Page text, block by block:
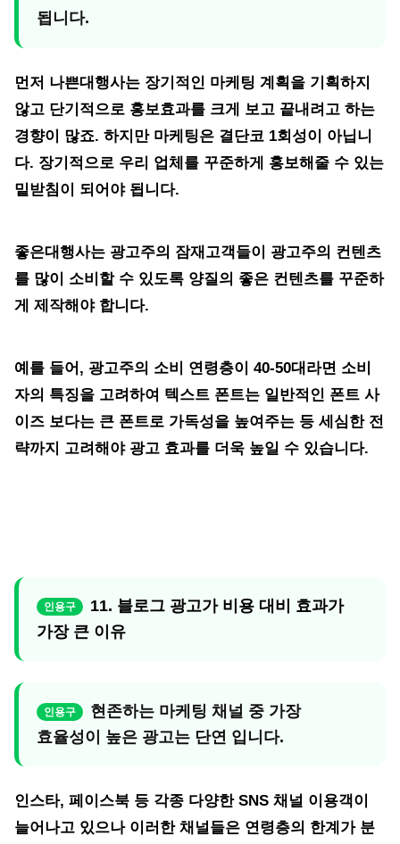
됩니다.
먼저 나쁜대행사는 장기적인 마케팅 계획을 기획하지
않고 단기적으로 홍보효과를 크게 보고 끝내려고 하는
경향이 많죠. 하지만 마케팅은 결단코 1회성이 아닙니
다. 장기적으로 우리 업체를 꾸준하게 홍보해줄 수 있는
밑받침이 되어야 됩니다.
좋은대행사는 광고주의 잠재고객들이 광고주의 컨텐츠
를 많이 소비할 수 있도록 양질의 좋은 컨텐츠를 꾸준하
게 제작해야 합니다.
예를 들어, 광고주의 소비 연령층이 40-50대라면 소비
자의 특징을 고려하여 텍스트 폰트는 일반적인 폰트 사
이즈 보다는 큰 폰트로 가독성을 높여주는 등 세심한 전
략까지 고려해야 광고 효과를 더욱 높일 수 있습니다.
11. 블로그 광고가 비용 대비 효과가
가장 큰 이유
현존하는 마케팅 채널 중 가장
효율성이 높은 광고는 단연 입니다.
인스타, 페이스북 등 각종 다양한 SNS 채널 이용객이
늘어나고 있으나 이러한 채널들은 연령층의 한계가 분